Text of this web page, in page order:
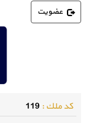
عضویت
كد ملك :119